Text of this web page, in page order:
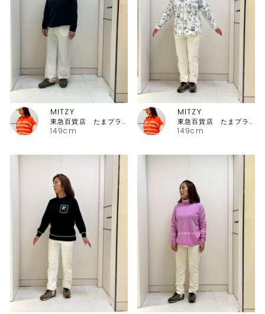
149cm
MITZY
東急百貨店 たまプラーザ店ピッコーネ
149cm
MITZY
東急百貨店 たまプラーザ店ピッコーネ